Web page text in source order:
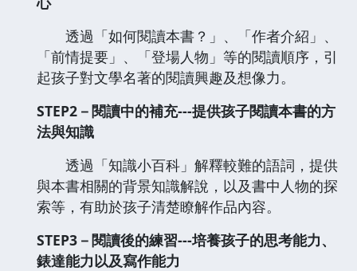
透過「如何閱讀本書？」、「作者介紹」、
「前情提要」、「登場人物」等的閱讀順序，引
起孩子對文學名著的閱讀興趣及想像力。
STEP2－閱讀中的補充---提供孩子閱讀本書的方
法與知識
透過「知識小百科」解釋較難的語詞，提供
與本書相關的背景知識解說，以及書中人物的探
索等，有助於孩子清楚瞭解作品內容。
STEP3－閱讀後的練習---培養孩子的思考能力、
錶達能力以及寫作能力